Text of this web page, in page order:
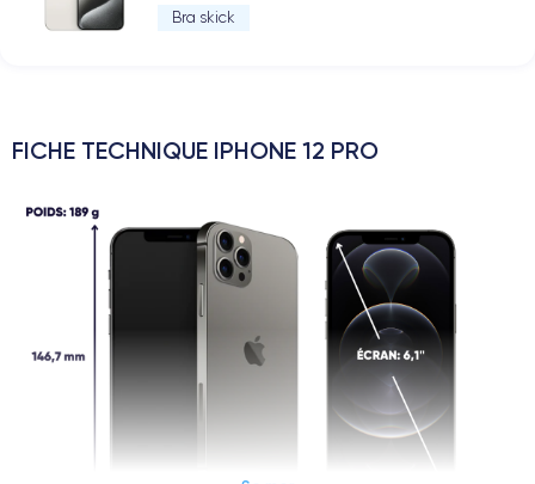
Bra skick
FICHE TECHNIQUE IPHONE 12 PRO